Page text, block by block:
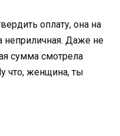
оплату, она на
неприличная. Даже не
сумма смотрела
что, женщина, ты